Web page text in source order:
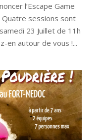
l’Escape Game
Quatre sessions sont
23 Juillet de 11h
en autour de vous !...